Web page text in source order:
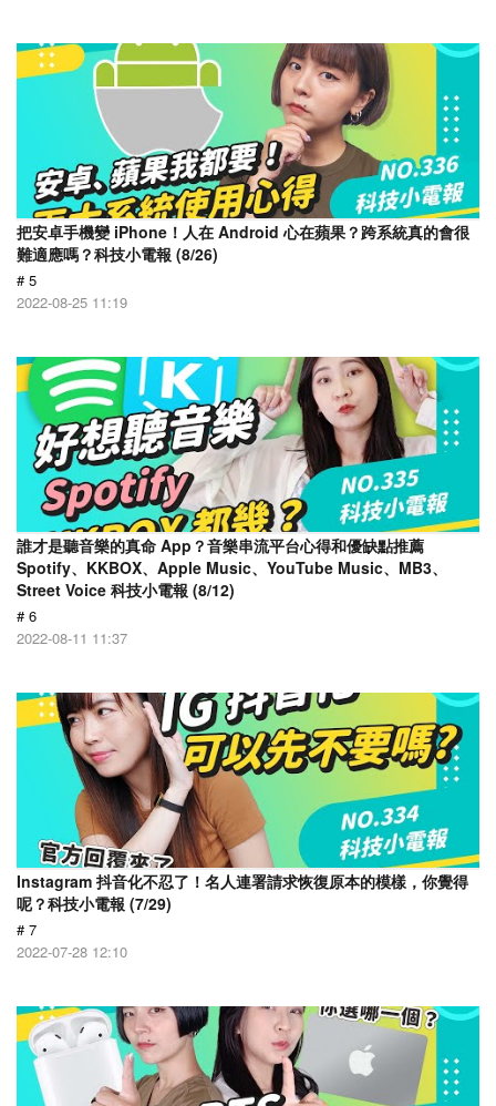
把安卓手機變 iPhone！人在 Android 心在蘋果？跨系統真的會很
難適應嗎？科技小電報 (8/26)
# 5
2022-08-25 11:19
誰才是聽音樂的真命 App？音樂串流平台心得和優缺點推薦
Spotify、KKBOX、Apple Music、YouTube Music、MB3、
Street Voice 科技小電報 (8/12)
# 6
2022-08-11 11:37
Instagram 抖音化不忍了！名人連署請求恢復原本的模樣，你覺得
呢？科技小電報 (7/29)
# 7
2022-07-28 12:10